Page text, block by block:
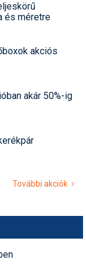
és méretre
akciós
akár 50%-ig
További akciók